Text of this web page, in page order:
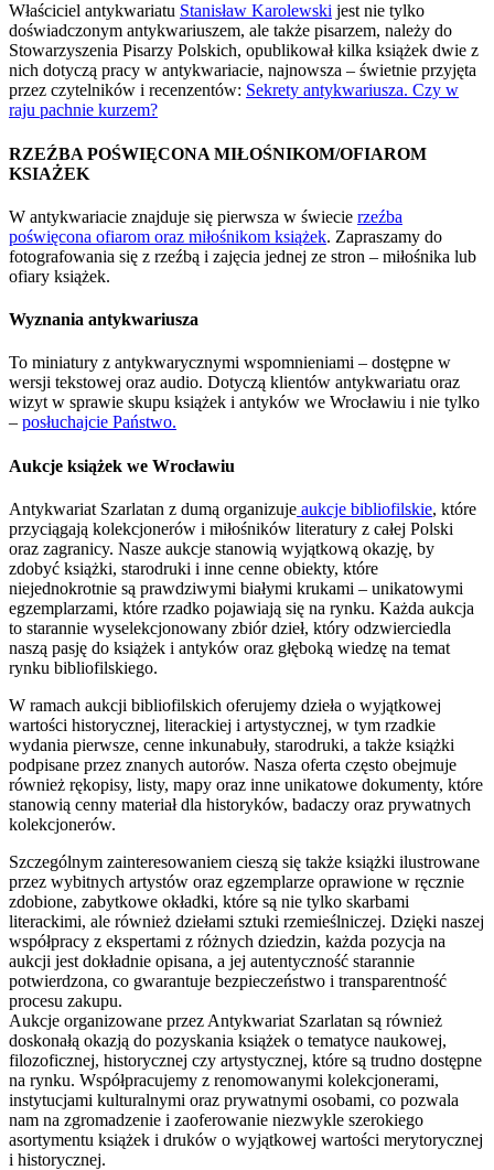
Właściciel antykwariatu Stanisław Karolewski jest nie tylko
doświadczonym antykwariuszem, ale także pisarzem, należy do
Stowarzyszenia Pisarzy Polskich, opublikował kilka książek dwie z
nich dotyczą pracy w antykwariacie, najnowsza – świetnie przyjęta
przez czytelników i recenzentów: Sekrety antykwariusza. Czy w
raju pachnie kurzem?
RZEŹBA POŚWIĘCONA MIŁOŚNIKOM/OFIAROM
KSIAŻEK
W antykwariacie znajduje się pierwsza w świecie rzeźba
poświęcona ofiarom oraz miłośnikom książek. Zapraszamy do
fotografowania się z rzeźbą i zajęcia jednej ze stron – miłośnika lub
ofiary książek.
Wyznania antykwariusza
To miniatury z antykwarycznymi wspomnieniami – dostępne w
wersji tekstowej oraz audio. Dotyczą klientów antykwariatu oraz
wizyt w sprawie skupu książek i antyków we Wrocławiu i nie tylko
– posłuchajcie Państwo.
Aukcje książek we Wrocławiu
Antykwariat Szarlatan z dumą organizuje aukcje bibliofilskie, które
przyciągają kolekcjonerów i miłośników literatury z całej Polski
oraz zagranicy. Nasze aukcje stanowią wyjątkową okazję, by
zdobyć książki, starodruki i inne cenne obiekty, które
niejednokrotnie są prawdziwymi białymi krukami – unikatowymi
egzemplarzami, które rzadko pojawiają się na rynku. Każda aukcja
to starannie wyselekcjonowany zbiór dzieł, który odzwierciedla
naszą pasję do książek i antyków oraz głęboką wiedzę na temat
rynku bibliofilskiego.
W ramach aukcji bibliofilskich oferujemy dzieła o wyjątkowej
wartości historycznej, literackiej i artystycznej, w tym rzadkie
wydania pierwsze, cenne inkunabuły, starodruki, a także książki
podpisane przez znanych autorów. Nasza oferta często obejmuje
również rękopisy, listy, mapy oraz inne unikatowe dokumenty, które
stanowią cenny materiał dla historyków, badaczy oraz prywatnych
kolekcjonerów.
Szczególnym zainteresowaniem cieszą się także książki ilustrowane
przez wybitnych artystów oraz egzemplarze oprawione w ręcznie
zdobione, zabytkowe okładki, które są nie tylko skarbami
literackimi, ale również dziełami sztuki rzemieślniczej. Dzięki naszej
współpracy z ekspertami z różnych dziedzin, każda pozycja na
aukcji jest dokładnie opisana, a jej autentyczność starannie
potwierdzona, co gwarantuje bezpieczeństwo i transparentność
procesu zakupu.
Aukcje organizowane przez Antykwariat Szarlatan są również
doskonałą okazją do pozyskania książek o tematyce naukowej,
filozoficznej, historycznej czy artystycznej, które są trudno dostępne
na rynku. Współpracujemy z renomowanymi kolekcjonerami,
instytucjami kulturalnymi oraz prywatnymi osobami, co pozwala
nam na zgromadzenie i zaoferowanie niezwykle szerokiego
asortymentu książek i druków o wyjątkowej wartości merytorycznej
i historycznej.